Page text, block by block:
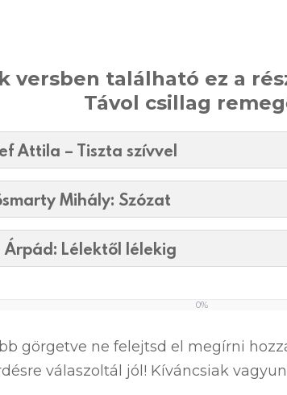
versben található ez a
Távol csillag
Attila – Tiszta szívvel
Mihály: Szózat​
Árpád: Lélektől lélekig
0%
görgetve ne felejtsd el megírni
válaszoltál jól! Kíváncsiak